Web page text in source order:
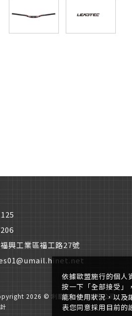
興工業區福工路27號
2026 © 利慶工業股份有限公司
依據歐盟施行的個人
按一下「全部接受」
能和使用狀況，以及
表您同意採用目前的